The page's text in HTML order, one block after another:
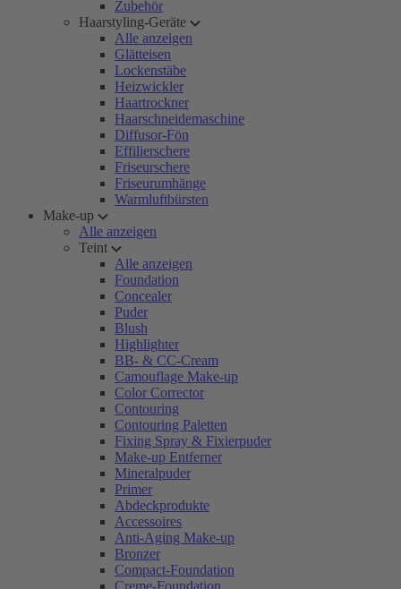
Zubehör
Haarstyling-Geräte
Alle anzeigen
Glätteisen
Lockenstäbe
Heizwickler
Haartrockner
Haarschneidemaschine
Diffusor-Fön
Effilierschere
Friseurschere
Friseurumhänge
Warmluftbürsten
Make-up
Alle anzeigen
Teint
Alle anzeigen
Foundation
Concealer
Puder
Blush
Highlighter
BB- & CC-Cream
Camouflage Make-up
Color Corrector
Contouring
Contouring Paletten
Fixing Spray & Fixierpuder
Make-up Entferner
Mineralpuder
Primer
Abdeckprodukte
Accessoires
Anti-Aging Make-up
Bronzer
Compact-Foundation
Creme-Foundation